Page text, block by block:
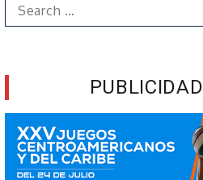
for:
PUBLICIDAD